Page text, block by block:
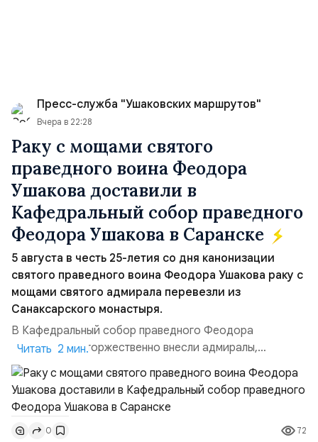
Пресс-служба "Ушаковских маршрутов"
Вчера в 22:28
Раку с мощами святого
праведного воина Феодора
Ушакова доставили в
Кафедральный собор праведного
Феодора Ушакова в Саранске
5 августа в честь 25-летия со дня канонизации
святого праведного воина Феодора Ушакова раку с
мощами святого адмирала перевезли из
Санаксарского монастыря.
В Кафедральный собор праведного Феодора
Ушакова раку торжественно внесли адмиралы,
участвовавшие в канонизации святого праведного
воина Феодора Ушакова 25 лет назад:Адмирал
Владимир Прокофьевич Валуев, командующий
Балтийским флотом ВМФ России (2001–2006
гг.);Адмирал Владимир Петрович Комоедов,
Читать 2 мин.
0 72